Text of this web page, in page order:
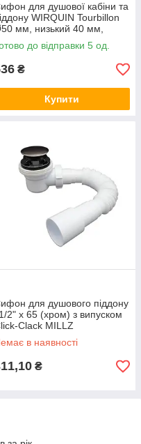
для душової кабіни та
WIRQUIN Tourbillon
мм, низький 40 мм,
40/50 мм, 22 л/хв,
Франція
до відправки 5 од.
₴
Купити
для душового піддону
2" х 65 (хром) з випуском
Сlack MILLZ
в наявності
₴